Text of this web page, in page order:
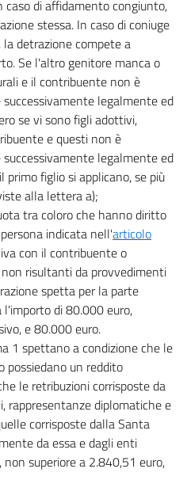
di affidamento congiunto,
stessa. In caso di coniuge
detrazione compete a
Se l'altro genitore manca o
e il contribuente non è
legalmente ed
se vi sono figli adottivi,
e questi non è
legalmente ed
figlio si applicano, se più
alla lettera a);
tra coloro che hanno diritto
indicata nell'articolo
con il contribuente o
risultanti da provvedimenti
spetta per la parte
di 80.000 euro,
e 80.000 euro.
1 spettano a condizione che le
possiedano un reddito
le retribuzioni corrisposte da
rappresentanze diplomatiche e
corrisposte dalla Santa
da essa e dagli enti
superiore a 2.840,51 euro,